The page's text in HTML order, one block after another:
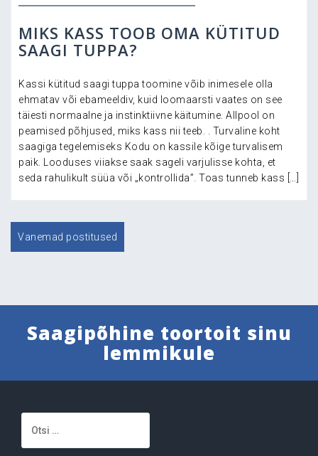
MIKS KASS TOOB OMA KÜTITUD
SAAGI TUPPA?
Kassi kütitud saagi tuppa toomine võib inimesele olla
ehmatav või ebameeldiv, kuid loomaarsti vaates on see
täiesti normaalne ja instinktiivne käitumine. Allpool on
peamised põhjused, miks kass nii teeb. . Turvaline koht
saagiga tegelemiseks Kodu on kassile kõige turvalisem
paik. Looduses viiakse saak sageli varjulisse kohta, et
seda rahulikult süüa või „kontrollida”. Toas tunneb kass […]
Navigeerimine
Vanemad postitused
Saagipõhine toortoit sinu
lemmikule